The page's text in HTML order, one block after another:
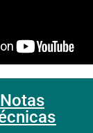
Notas